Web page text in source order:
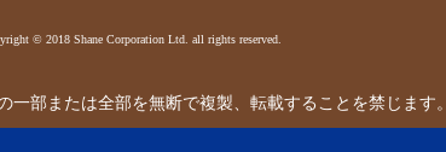
© 2018 Shane Corporation Ltd. all rights reserved.
一部または全部を無断で複製、転載することを禁じます。